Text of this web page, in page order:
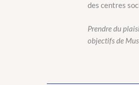
des centres
Prendre du
objectifs de